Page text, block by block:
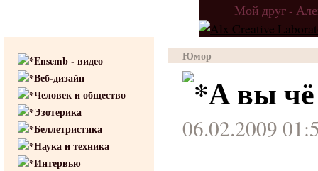
Мой друг -
Ensemb - видео
Веб-дизайн
Человек и общество
Эзотерика
Беллетристика
Наука и техника
Интервью
Юмор
А вы чё
06.02.2009